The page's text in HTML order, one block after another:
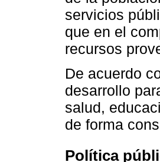
servicios
que en el
recursos
De acuerdo
desarrollo
salud,
de forma
Política